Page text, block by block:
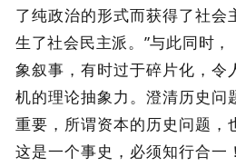
了纯政治的形式而获得了社会
生了社会民主派。”与此同时
象叙事，有时过于碎片化，令
机的理论抽象力。澄清历史问
重要，所谓资本的历史问题，
这是一个事史，必须知行合一